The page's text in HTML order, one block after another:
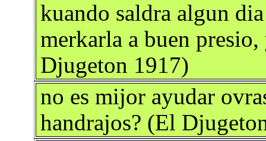
kuando saldra algun
merkarla a buen
Djugeton 1917)
no es mijor ayudar
handrajos? (El